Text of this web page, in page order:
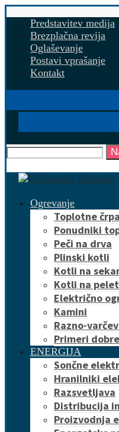
Predstavitev medija
Brezplačna revija
Oglaševanje
Postavi vprašanje
Kontakt
Ogrevanje
Toplotne
Ponudniki
Peči na drva
Plinski kotli
Kotli na
Kotli na
Električno
Kamini
Razno-
Primeri
ENERGIJA
Sončne
Hranilniki
Razsvetljava
Distribucija
Proizvodnja